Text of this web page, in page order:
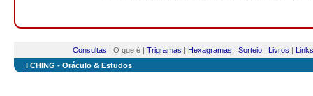
Consultas | O que é | Trigramas | Hexagramas | Sorteio| Livros |
I CHING - Oráculo & Estudos